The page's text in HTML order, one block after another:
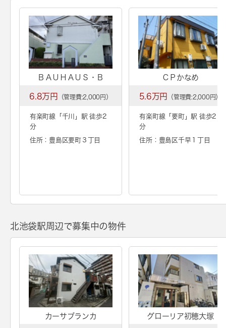
ＢＡＵＨＡＵＳ・Ｂ
6.8万円 （管理費:2,000円）
有楽町線「 千川
」駅 徒歩2
分
住所：豊島区要町３丁目
ＣＰかなめ
5.6万円 （管理費:2,000円）
有楽町線「 要町」駅 徒歩2
分
住所：豊島区千早１丁目
北池袋駅周辺で募集中の物件
カーサブランカ グローリア初穂大塚